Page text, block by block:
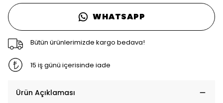
WHATSAPP
Bütün ürünlerimizde kargo bedava!
15 iş günü içerisinde iade
Ürün Açıklaması